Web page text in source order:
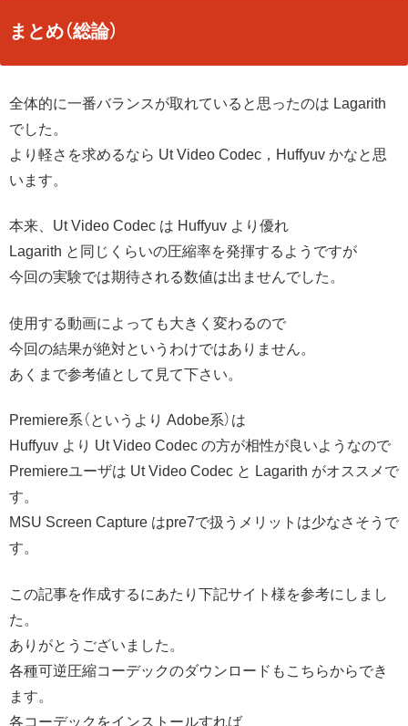
まとめ（総論）
全体的に一番バランスが取れていると思ったのは Lagarith
でした。
より軽さを求めるなら Ut Video Codec，Huffyuv かなと思
います。
本来、Ut Video Codec は Huffyuv より優れ
Lagarith と同じくらいの圧縮率を発揮するようですが
今回の実験では期待される数値は出ませんでした。
使用する動画によっても大きく変わるので
今回の結果が絶対というわけではありません。
あくまで参考値として見て下さい。
Premiere系（というより Adobe系）は
Huffyuv より Ut Video Codec の方が相性が良いようなので
Premiereユーザは Ut Video Codec と Lagarith がオススメで
す。
MSU Screen Capture はpre7で扱うメリットは少なさそうで
す。
この記事を作成するにあたり下記サイト様を参考にしまし
た。
ありがとうございました。
各種可逆圧縮コーデックのダウンロードもこちらからでき
ます。
各コーデックをインストールすれば